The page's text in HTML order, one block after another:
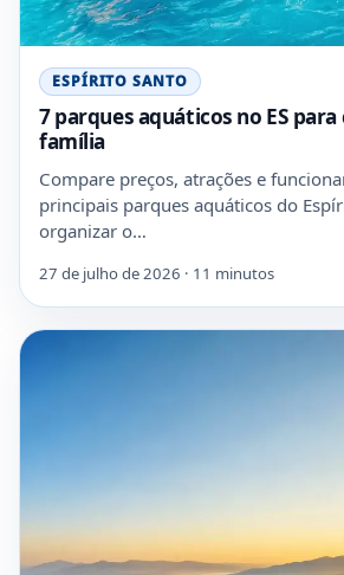
ESPÍRITO SANTO
7 parques aquáticos no ES
família
Compare preços, atrações e
principais parques aquáticos do
organizar o…
27 de julho de 2026 · 11 minutos